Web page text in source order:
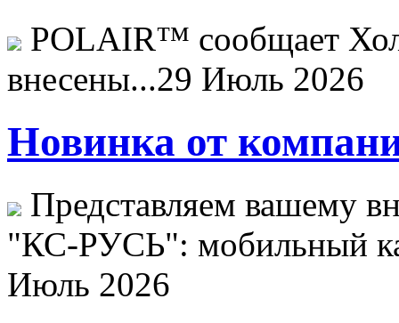
POLAIR™ сообщает
внесены...29 Июль 2026
Новинка от
Представляем вашему
"КС-РУСЬ": мобильный
Июль 2026